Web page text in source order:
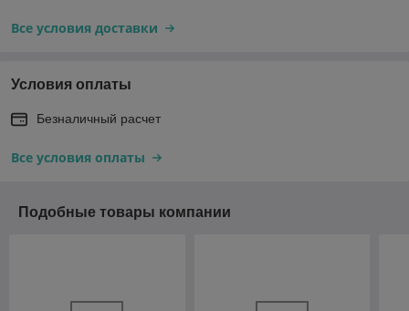
Все условия доставки
Условия оплаты
Безналичный расчет
Все условия оплаты
Подобные товары компании